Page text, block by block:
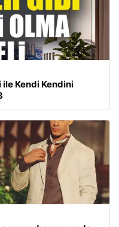
ile Kendi Kendini